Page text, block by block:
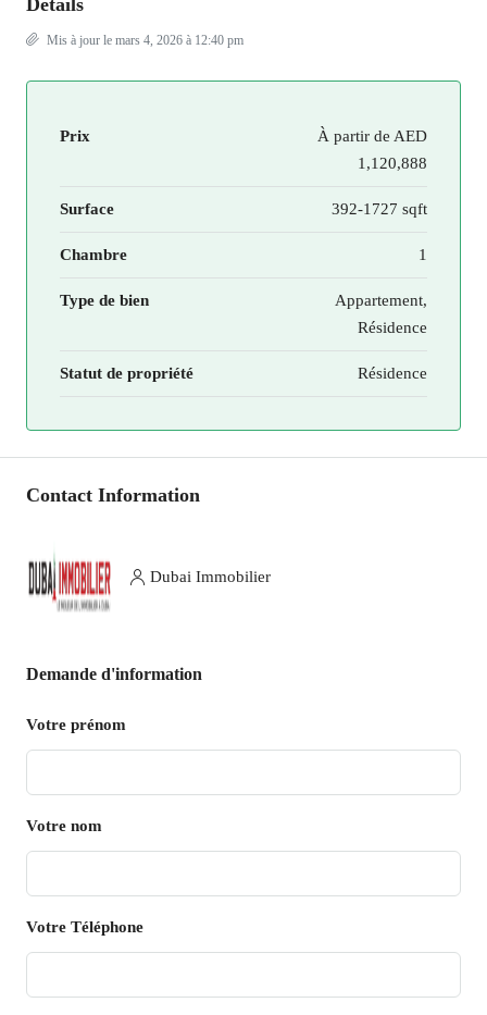
Details
Mis à jour le mars 4, 2026 à 12:40 pm
Prix À partir de AED
1,120,888
Surface 392-1727 sqft
Chambre 1
Type de bien
Appartement,
Résidence
Statut de propriété Résidence
Contact Information
Dubai Immobilier
Demande d'information
Votre prénom
Votre nom
Votre Téléphone